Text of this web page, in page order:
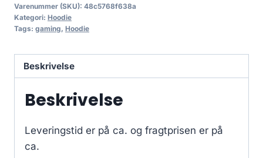
Varenummer (SKU): 48c5768f638a
Kategori: Hoodie
Tags: gaming, Hoodie
Beskrivelse
Beskrivelse
Leveringstid er på ca. og fragtprisen er på
ca.